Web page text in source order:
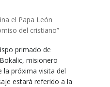
el Papa León
del cristiano”
primado de
misionero
la próxima visita del
estará referido a la